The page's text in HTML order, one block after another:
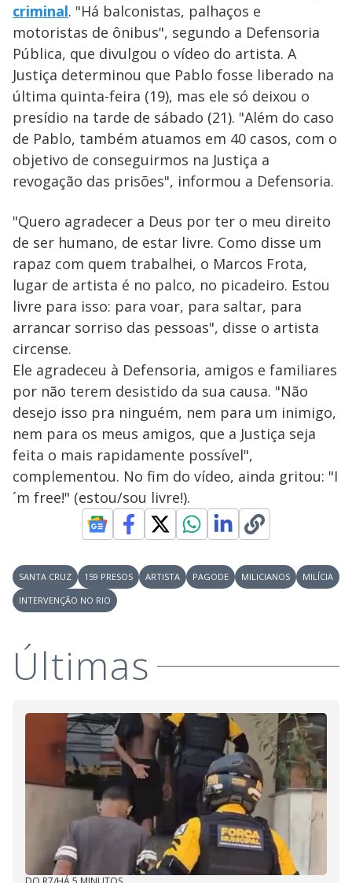
criminal. "Há balconistas, palhaços e
motoristas de ônibus", segundo a Defensoria
Pública, que divulgou o vídeo do artista. A
Justiça determinou que Pablo fosse liberado na
última quinta-feira (19), mas ele só deixou o
presídio na tarde de sábado (21). "Além do caso
de Pablo, também atuamos em 40 casos, com o
objetivo de conseguirmos na Justiça a
revogação das prisões", informou a Defensoria.
"Quero agradecer a Deus por ter o meu direito
de ser humano, de estar livre. Como disse um
rapaz com quem trabalhei, o Marcos Frota,
lugar de artista é no palco, no picadeiro. Estou
livre para isso: para voar, para saltar, para
arrancar sorriso das pessoas", disse o artista
circense.
Ele agradeceu à Defensoria, amigos e familiares
por não terem desistido da sua causa. "Não
desejo isso pra ninguém, nem para um inimigo,
nem para os meus amigos, que a Justiça seja
feita o mais rapidamente possível",
complementou. No fim do vídeo, ainda gritou: "I
´m free!" (estou/sou livre!).
SANTA CRUZ 159 PRESOS ARTISTA PAGODE MILICIANOS
MILÍCIA
INTERVENÇÃO NO RIO
Últimas